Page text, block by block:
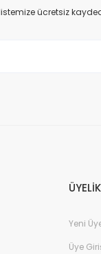
ücretsiz
ÜYELİK
Yeni
Üye